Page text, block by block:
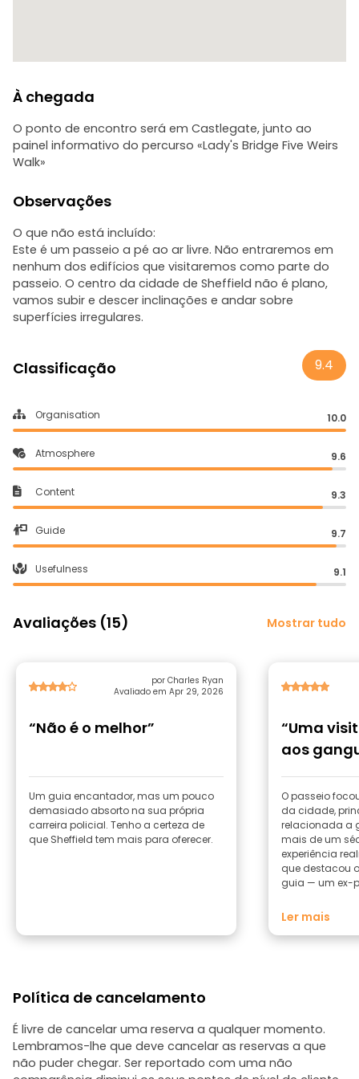
À chegada
O ponto de encontro será em Castlegate, junto ao
painel informativo do percurso «Lady's Bridge Five Weirs
Walk»
Observações
O que não está incluído:
Este é um passeio a pé ao ar livre. Não entraremos em
nenhum dos edifícios que visitaremos como parte do
passeio. O centro da cidade de Sheffield não é plano,
vamos subir e descer inclinações e andar sobre
superfícies irregulares.
Classificação 9.4
Organisation 10.0
Atmosphere 9.6
Content 9.3
Guide 9.7
Usefulness 9.1
Avaliações (15) Mostrar tudo
por Charles Ryan
Avaliado em Apr 29, 2026
“Não é o melhor”
Um guia encantador, mas um pouco
demasiado absorto na sua própria
carreira policial. Tenho a certeza de
que Sheffield tem mais para oferecer.
“Uma
aos
O passeio
da cidade,
relacionada a
mais de um
experiência
que destacou
guia — um ex-
história local e
realmente
distritos
as
gradualmente
Grande parte
Ler mais
Política de cancelamento
É livre de cancelar uma reserva a qualquer momento.
Lembramos-lhe que deve cancelar as reservas a que
não puder chegar. Ser reportado com uma não